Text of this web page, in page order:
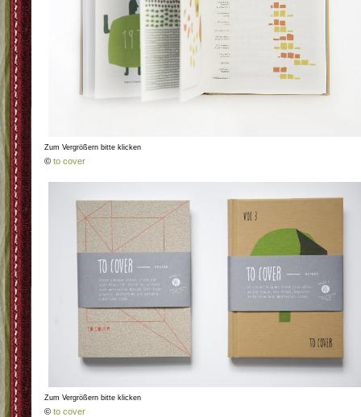
Zum Vergrößern bitte klicken
© to cover
Zum Vergrößern bitte klicken
© to cover